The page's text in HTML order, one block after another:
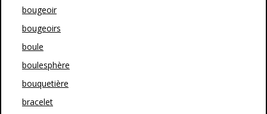
bougeoir
bougeoirs
boule
boulesphère
bouquetière
bracelet